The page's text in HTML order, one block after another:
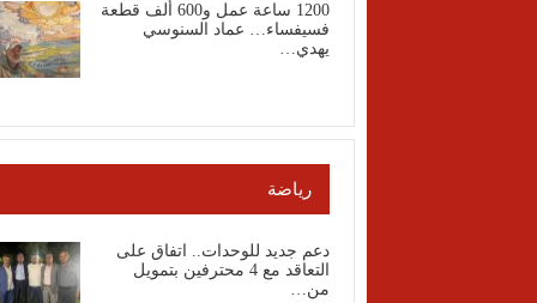
1200 ساعة عمل و600 ألف قطعة
فسيفساء… عماد السنوسي
يهدي…
رياضة
دعم جديد للوحدات.. اتفاق على
التعاقد مع 4 محترفين بتمويل
من…